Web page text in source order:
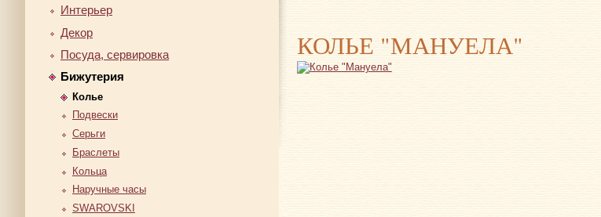
Интерьер
Декор
Посуда, сервировка
Бижутерия
Колье
Подвески
Серьги
Браслеты
Кольца
Наручные часы
SWAROVSKI
КОЛЬЕ "МАНУЕЛА"